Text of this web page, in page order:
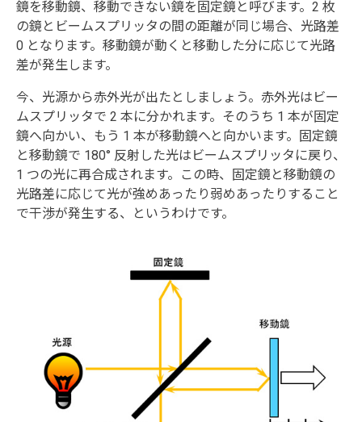
鏡を移動鏡、移動できない鏡を固定鏡と呼びます。2 枚
の鏡とビームスプリッタの間の距離が同じ場合、光路差
0 となります。移動鏡が動くと移動した分に応じて光路
差が発生します。
今、光源から赤外光が出たとしましょう。赤外光はビー
ムスプリッタで 2 本に分かれます。そのうち 1 本が固定
鏡へ向かい、もう 1 本が移動鏡へと向かいます。固定鏡
と移動鏡で 180° 反射した光はビームスプリッタに戻り、
1 つの光に再合成されます。この時、固定鏡と移動鏡の
光路差に応じて光が強めあったり弱めあったりすること
で干渉が発生する、というわけです。